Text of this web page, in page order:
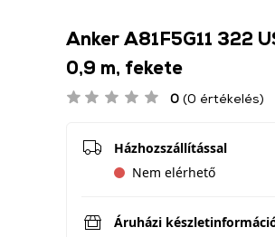
Anker A81F5G11 322
0,9 m, fekete
0 (0 értékelés)
Házhozszállítással
Nem elérhető
Áruházi